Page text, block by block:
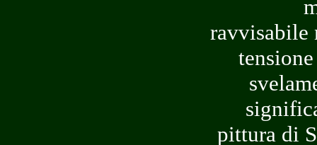
ravvisabile
pittura di